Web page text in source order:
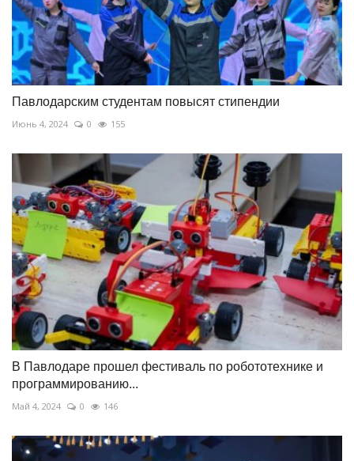
Павлодарским студентам повысят стипендии
Июнь 4, 2024 0 155
В Павлодаре прошел фестиваль по робототехнике и
программированию...
Май 4, 2024 0 146